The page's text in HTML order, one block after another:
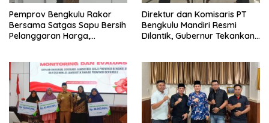
Pemprov Bengkulu Rakor
Bersama Satgas Sapu Bersih
Pelanggaran Harga,
Masih Jadi Sorotan
Direktur dan Komisaris PT
Bengkulu Mandiri Resmi
Dilantik, Gubernur Tekankan